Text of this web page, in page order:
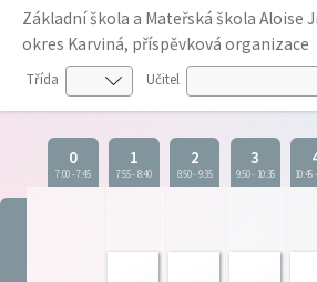
Základní škola a Mateřská škola Aloise
okres Karviná, příspěvková organizace
Třída Učitel
0
7:00-7:45
1
7:55-8:40
2
8:50-9:35
3
9:50- 10:35 10:45-